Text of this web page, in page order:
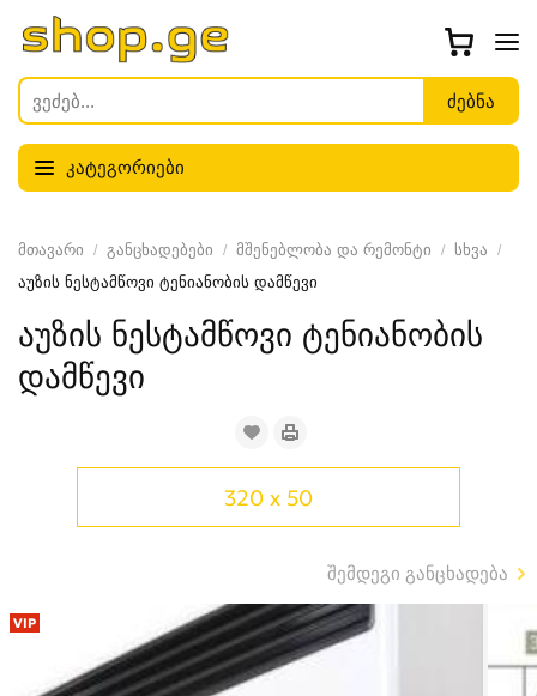
კატეგორიები
მთავარი განცხადებები მშენებლობა და რემონტი
სხვა
აუზის ნესტამწოვი ტენიანობის დამწევი
აუზის ნესტამწოვი ტენიანობის
დამწევი
320 x 50
შემდეგი განცხადება
VIP